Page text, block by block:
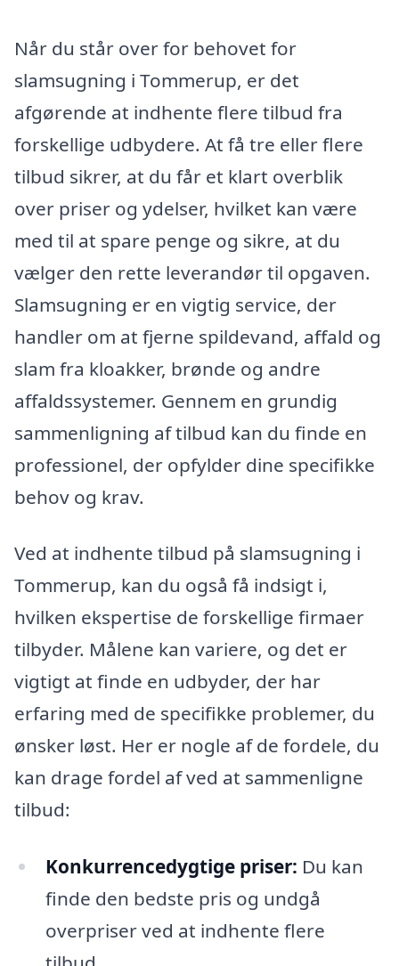
Når du står over for behovet for
slamsugning i Tommerup, er det
afgørende at indhente flere tilbud fra
forskellige udbydere. At få tre eller flere
tilbud sikrer, at du får et klart overblik
over priser og ydelser, hvilket kan være
med til at spare penge og sikre, at du
vælger den rette leverandør til opgaven.
Slamsugning er en vigtig service, der
handler om at fjerne spildevand, affald og
slam fra kloakker, brønde og andre
affaldssystemer. Gennem en grundig
sammenligning af tilbud kan du finde en
professionel, der opfylder dine specifikke
behov og krav.
Ved at indhente tilbud på slamsugning i
Tommerup, kan du også få indsigt i,
hvilken ekspertise de forskellige firmaer
tilbyder. Målene kan variere, og det er
vigtigt at finde en udbyder, der har
erfaring med de specifikke problemer, du
ønsker løst. Her er nogle af de fordele, du
kan drage fordel af ved at sammenligne
tilbud:
Konkurrencedygtige priser: Du kan
finde den bedste pris og undgå
overpriser ved at indhente flere